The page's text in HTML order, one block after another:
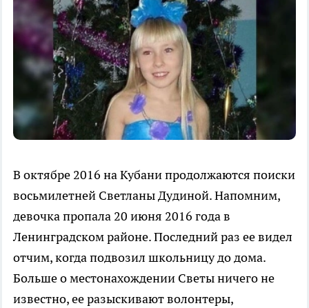
В октябре 2016 на Кубани продолжаются поиски
восьмилетней Светланы Дудиной. Напомним,
девочка пропала 20 июня 2016 года в
Ленинградском районе. Последний раз ее видел
отчим, когда подвозил школьницу до дома.
Больше о местонахождении Светы ничего не
известно, ее разыскивают волонтеры,